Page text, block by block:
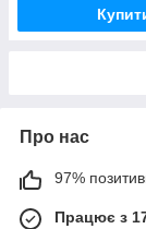
Про нас
97%
Працює з